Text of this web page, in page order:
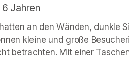
Jahren
an den Wänden, dunkle
kleine und große
betrachten. Mit einer